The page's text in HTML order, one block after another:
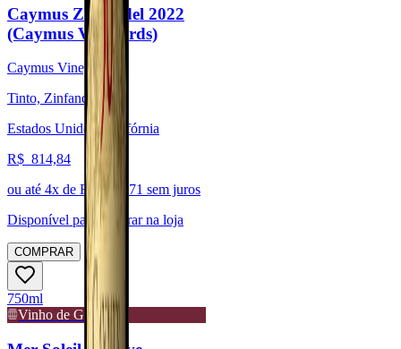
Caymus Zinfandel 2022
(Caymus Vineyards)
Caymus Vineyards
Tinto, Zinfandel
Estados Unidos, Califórnia
R$ 814,84
ou até 4x de R$ 203,71 sem juros
Disponível para:
Retirar na loja
COMPRAR
750ml
Vinho de Guarda